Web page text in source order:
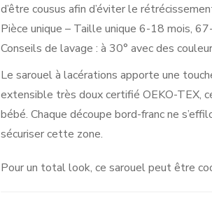
d’être cousus afin d’éviter le
Pièce unique – Taille unique 6-18 mois,
Conseils de lavage : à 30° avec des
Le sarouel à lacérations apporte une
extensible très doux certifié OEKO-TEX,
bébé. Chaque découpe bord-franc ne
sécuriser cette zone.
Pour un total look, ce sarouel peut être